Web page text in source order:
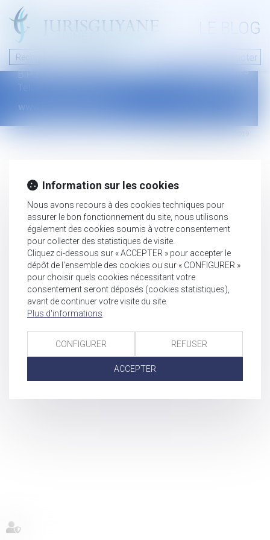
LE BLOG
Nous contacter
46 avenue de la liberté
B.P.315 - 97327 Cayenne Cedex
Tel : +594 594 29 45 35
www.jurisguyane.com
Mentions légales
Information sur les cookies
Nous avons recours à des cookies techniques pour
assurer le bon fonctionnement du site, nous utilisons
également des cookies soumis à votre consentement
pour collecter des statistiques de visite.
Cliquez ci-dessous sur « ACCEPTER » pour accepter le
dépôt de l'ensemble des cookies ou sur « CONFIGURER »
pour choisir quels cookies nécessitant votre
consentement seront déposés (cookies statistiques),
avant de continuer votre visite du site.
Plus d'informations
CONFIGURER REFUSER
ACCEPTER